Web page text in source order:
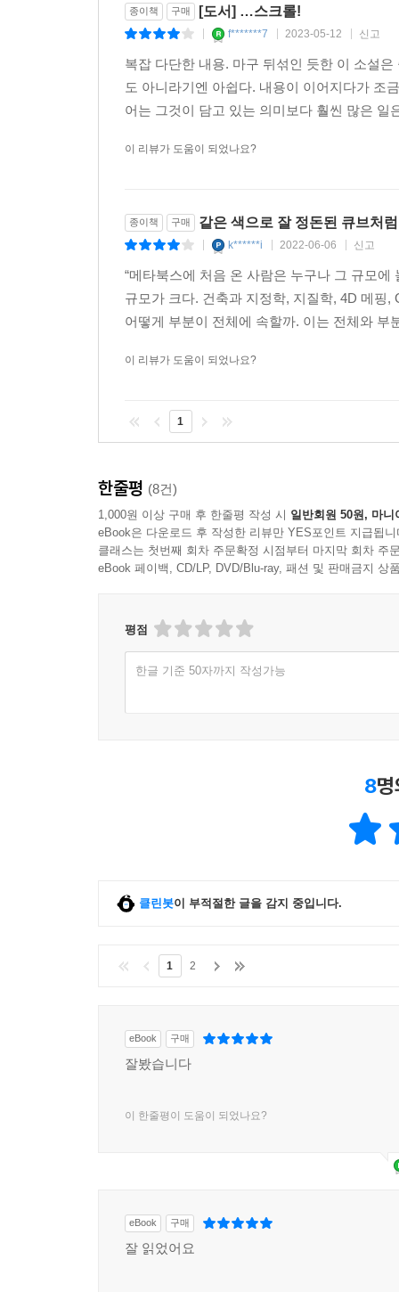
종이책 구매 [도서] …스크롤!
f*******7 2023-05-12 신고
복잡 다단한 내용. 마구 뒤섞인 듯한 이 소설
도 아니라기엔 아쉽다. 내용이 이어지다가 조
어는 그것이 담고 있는 의미보다 훨씬 많은 일
이 리뷰가 도움이 되었나요?
종이책 구매 같은 색으로 잘 정돈된 큐브처
k******i 2022-06-06 신고
“메타북스에 처음 온 사람은 누구나 그 규모
규모가 크다. 건축과 지정학, 지질학, 4D 메핑
어떻게 부분이 전체에 속할까. 이는 전체와
이 리뷰가 도움이 되었나요?
1
한줄평 (8건)
1,000원 이상 구매 후 한줄평 작성 시 일반회원 50원, 마니
eBook은 다운로드 후 작성한 리뷰만 YES포인트 지급됩니
클래스는 첫번째 회차 주문확정 시점부터 마지막 회차 주
eBook 페이백, CD/LP, DVD/Blu-ray, 패션 및 판매금지 상
평점
한글 기준 50자까지 작성가능
8
클린봇이 부적절한 글을 감지 중입니다.
1 2
eBook 구매
잘봤습니다
이 한줄평이 도움이 되었나요?
eBook 구매
잘 읽었어요